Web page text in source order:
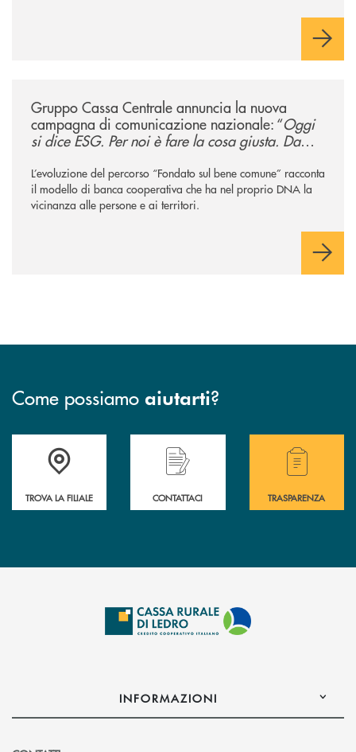
Gruppo Cassa Centrale annuncia la nuova
campagna di comunicazione nazionale: “Oggi
si dice ESG. Per noi è fare la cosa giusta. Da
L’evoluzione del percorso “Fondato sul bene comune” racconta
il modello di banca cooperativa che ha nel proprio DNA la
vicinanza alle persone e ai territori.
Come possiamo aiutarti?
Accedi all' elenco completo delle filiali .
TROVA LA FILIALE
Hai bisogno di assistenza immediata?
CONTATTACI
Hai bisogno di
TRASPARENZA
INFORMAZIONI